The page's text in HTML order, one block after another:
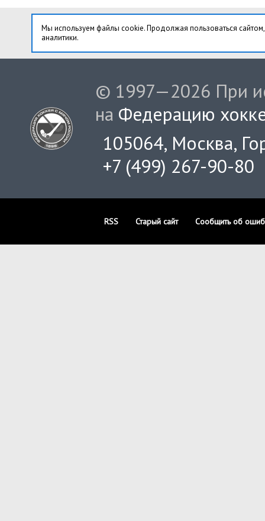
Мы используем файлы cookie. Продолжая пользоваться
аналитики.
© 1997—2026 При
на Федерацию
105064, Москва,
+7 (499) 267-90-80
RSS Старый сайт Сообщить об